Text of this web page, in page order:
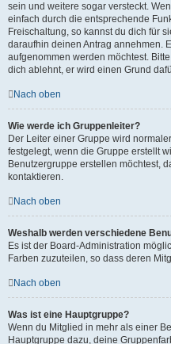
sein und weitere sogar versteckt.
einfach durch die entsprechende
Freischaltung, so kannst du dich für
daraufhin deinen Antrag annehmen.
aufgenommen werden möchtest.
dich ablehnt, er wird einen Grund
Nach oben
Wie werde ich Gruppenleiter?
Der Leiter einer Gruppe wird
festgelegt, wenn die Gruppe erstellt
Benutzergruppe erstellen möchtest,
kontaktieren.
Nach oben
Weshalb werden verschiedene
Es ist der Board-Administration
Farben zuzuteilen, so dass deren
Nach oben
Was ist eine Hauptgruppe?
Wenn du Mitglied in mehr als einer
Hauptgruppe dazu, deine